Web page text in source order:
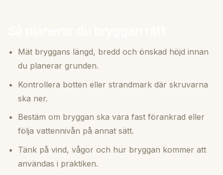
Mät bryggans längd, bredd och önskad höjd innan
du planerar grunden.
Kontrollera botten eller strandmark där skruvarna
ska ner.
Bestäm om bryggan ska vara fast förankrad eller
följa vattennivån på annat sätt.
Tänk på vind, vågor och hur bryggan kommer att
användas i praktiken.